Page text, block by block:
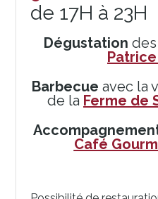
de 17H à 23H
Dégustation
Barbecue avec la
de la Ferme de
Café